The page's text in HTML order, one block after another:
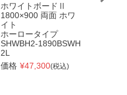
ホワイトボードⅡ
1800×900 両面 ホワ
イト
ホーロータイプ
SHWBH2-1890BSWH
2L
価格 ¥47,300(税込)
プラン